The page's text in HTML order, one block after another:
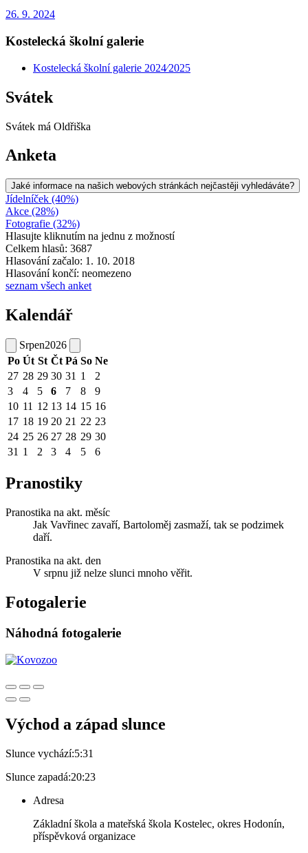
26. 9. 2024
Kostelecká školní galerie
Kostelecká školní galerie 2024⁄2025
Svátek
Svátek má Oldřiška
Anketa
Jaké informace na našich webových stránkách nejčastěji vyhledáváte?
Jídelníček (40%)
Akce (28%)
Fotografie (32%)
Hlasujte kliknutím na jednu z možností
Celkem hlasů: 3687
Hlasování začalo: 1. 10. 2018
Hlasování končí: neomezeno
seznam všech anket
Kalendář
Srpen2026
Po Út St Čt Pá So Ne
27 28 29 30 31 1
2
3
4 5 6 7 8
9
10 11 12 13 14 15 16
17 18 19 20 21 22 23
24 25 26 27 28 29 30
31 1 2 3 4 5 6
Pranostiky
Pranostika na akt. měsíc
Jak Vavřinec zavaří, Bartoloměj zasmaží, tak se podzimek
daří.
Pranostika na akt. den
V srpnu již nelze slunci mnoho věřit.
Fotogalerie
Náhodná fotogalerie
Východ a západ slunce
Slunce vychází:5:31
Slunce zapadá:20:23
Adresa
Základní škola a mateřská škola Kostelec, okres Hodonín,
příspěvková organizace